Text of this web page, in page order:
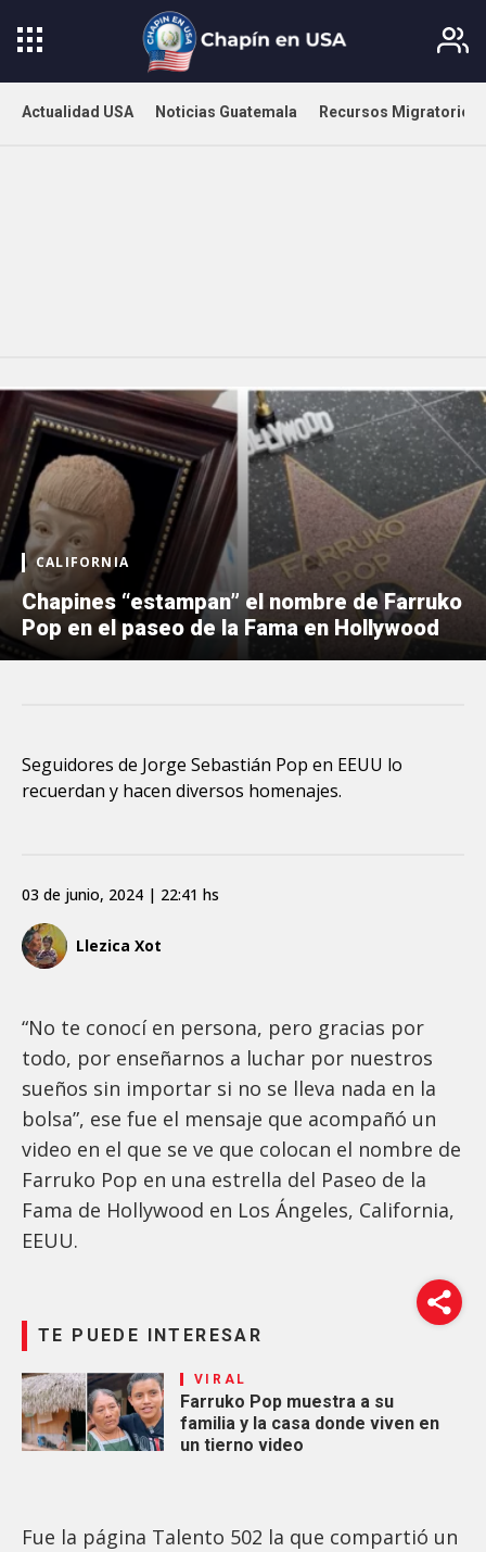
Actualidad USA Noticias Guatemala Recursos Migratorios
CALIFORNIA
Chapines “estampan” el nombre de Farruko
Pop en el paseo de la Fama en Hollywood
Seguidores de Jorge Sebastián Pop en EEUU lo
recuerdan y hacen diversos homenajes.
Llezica Xot
03 de junio, 2024 | 22:41 hs
“No te conocí en persona, pero gracias por
todo, por enseñarnos a luchar por nuestros
sueños sin importar si no se lleva nada en la
bolsa”, ese fue el mensaje que acompañó un
video en el que se ve que colocan el nombre de
Farruko Pop en una estrella del Paseo de la
Fama de Hollywood en Los Ángeles, California,
EEUU.
TE PUEDE INTERESAR
VIRAL
Farruko Pop muestra a su
familia y la casa donde viven en
un tierno video
Fue la página Talento 502 la que compartió un